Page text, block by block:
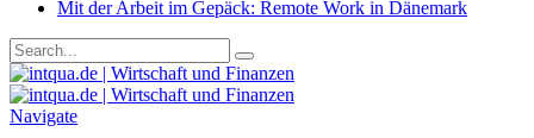
Mit der Arbeit im Gepäck: Remote Work in Dänemark
Navigate